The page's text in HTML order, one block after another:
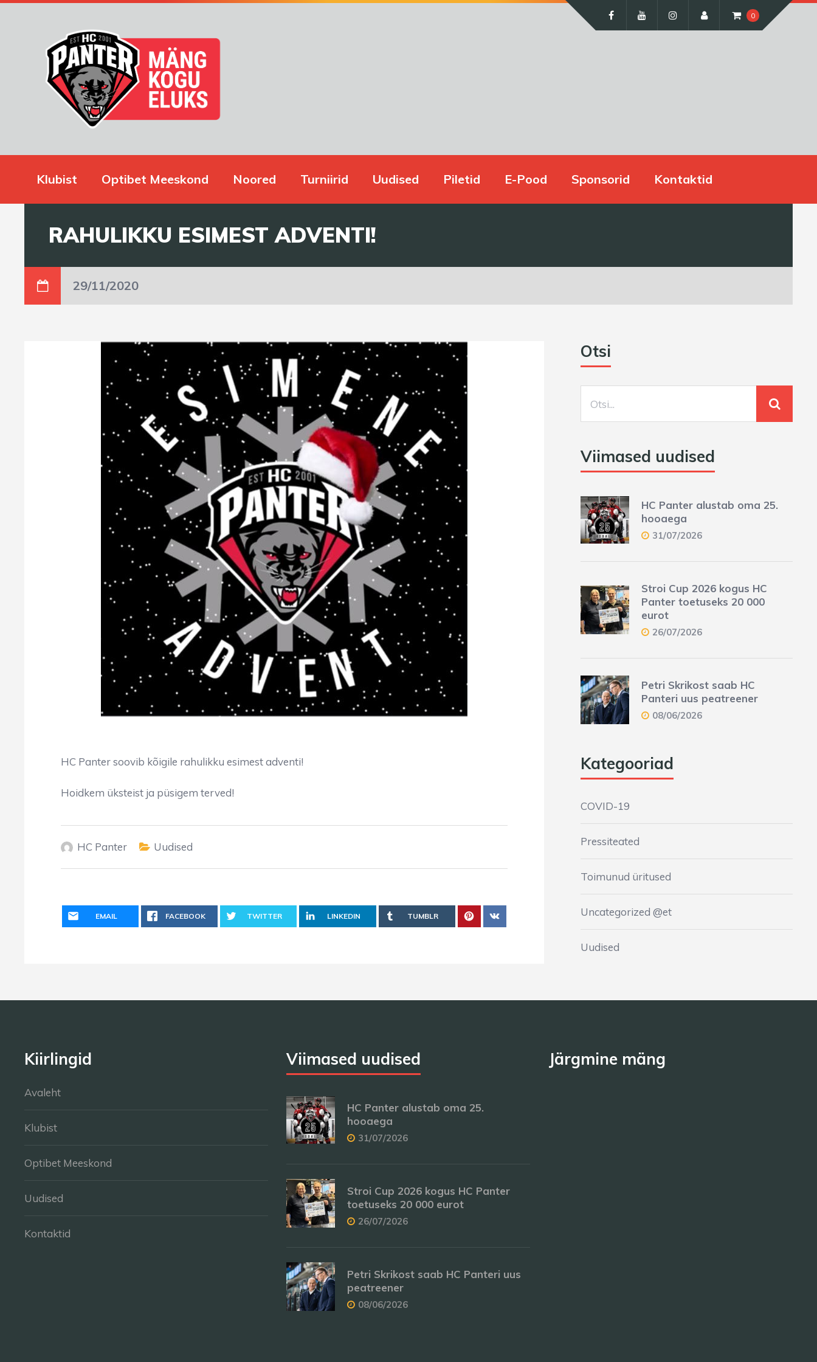
0
Klubist Optibet Meeskond Noored Turniirid Uudised Piletid E-Pood Sponsorid Kontaktid
RAHULIKKU ESIMEST ADVENTI!
29/11/2020
HC Panter soovib kõigile rahulikku esimest adventi!
Hoidkem üksteist ja püsigem terved!
HC Panter Uudised
EMAIL FACEBOOK TWITTER LINKEDIN TUMBLR
Otsi
Viimased uudised
HC Panter alustab oma 25.
hooaega
31/07/2026
Stroi Cup 2026 kogus HC
Panter toetuseks 20 000
eurot
26/07/2026
Petri Skrikost saab HC
Panteri uus peatreener
08/06/2026
Kategooriad
COVID-19
Pressiteated
Toimunud üritused
Uncategorized @et
Uudised
Kiirlingid
Avaleht
Klubist
Optibet Meeskond
Uudised
Kontaktid
Viimased uudised
HC Panter alustab oma 25.
hooaega
31/07/2026
Stroi Cup 2026 kogus HC Panter
toetuseks 20 000 eurot
26/07/2026
Petri Skrikost saab HC Panteri uus
peatreener
08/06/2026
Järgmine mäng